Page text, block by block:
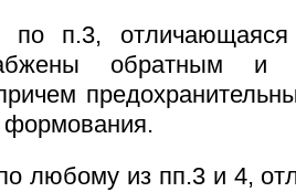
по п.3,
обратным и
формования.
любому из пп.3 и 4,